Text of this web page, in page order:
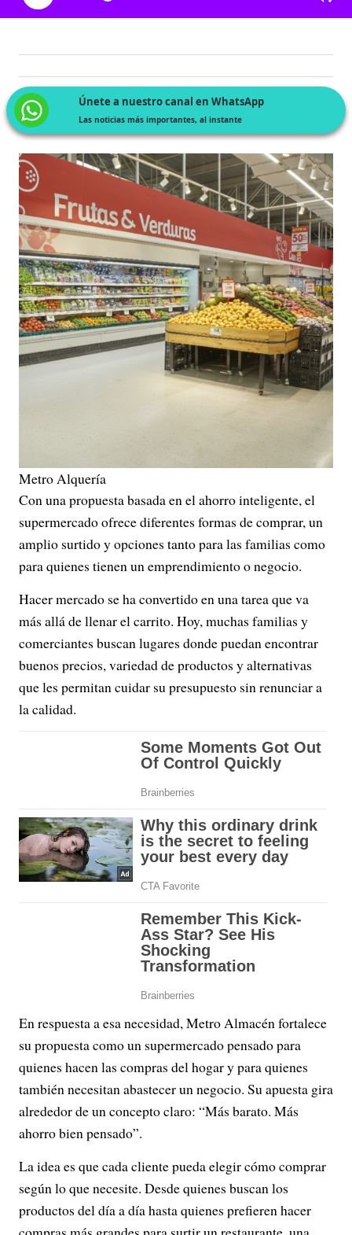
Únete a nuestro canal en WhatsApp
Las noticias más importantes, al instante
Metro Alquería
Con una propuesta basada en el ahorro inteligente, el
supermercado ofrece diferentes formas de comprar, un
amplio surtido y opciones tanto para las familias como
para quienes tienen un emprendimiento o negocio.
Hacer mercado se ha convertido en una tarea que va
más allá de llenar el carrito. Hoy, muchas familias y
comerciantes buscan lugares donde puedan encontrar
buenos precios, variedad de productos y alternativas
que les permitan cuidar su presupuesto sin renunciar a
la calidad.
En respuesta a esa necesidad, Metro Almacén fortalece
su propuesta como un supermercado pensado para
quienes hacen las compras del hogar y para quienes
también necesitan abastecer un negocio. Su apuesta gira
alrededor de un concepto claro: “Más barato. Más
ahorro bien pensado”.
La idea es que cada cliente pueda elegir cómo comprar
según lo que necesite. Desde quienes buscan los
productos del día a día hasta quienes prefieren hacer